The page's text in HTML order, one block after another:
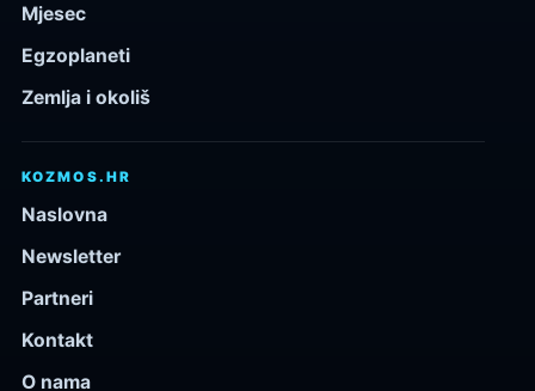
Mjesec
Egzoplaneti
Zemlja i okoliš
KOZMOS.HR
Naslovna
Newsletter
Partneri
Kontakt
O nama